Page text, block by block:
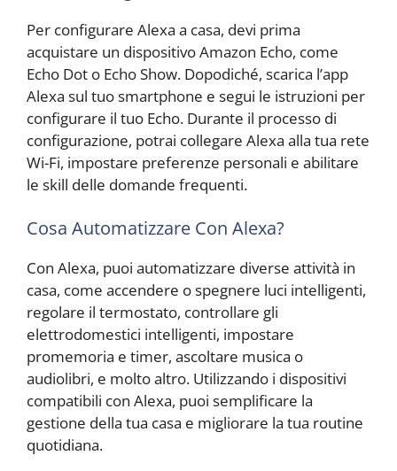
Per configurare Alexa a casa, devi prima
acquistare un dispositivo Amazon Echo, come
Echo Dot o Echo Show. Dopodiché, scarica l’app
Alexa sul tuo smartphone e segui le istruzioni per
configurare il tuo Echo. Durante il processo di
configurazione, potrai collegare Alexa alla tua rete
Wi-Fi, impostare preferenze personali e abilitare
le skill delle domande frequenti.
Cosa Automatizzare Con Alexa?
Con Alexa, puoi automatizzare diverse attività in
casa, come accendere o spegnere luci intelligenti,
regolare il termostato, controllare gli
elettrodomestici intelligenti, impostare
promemoria e timer, ascoltare musica o
audiolibri, e molto altro. Utilizzando i dispositivi
compatibili con Alexa, puoi semplificare la
gestione della tua casa e migliorare la tua routine
quotidiana.